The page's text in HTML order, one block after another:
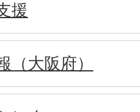
援
（大阪府）